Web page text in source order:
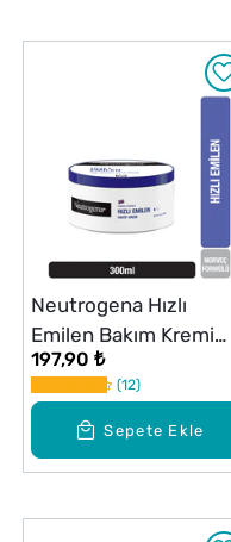
Sepete Ekle
Neutrogena Hızlı
Emilen Bakım Kremi
300 ml
197,90 ₺
12